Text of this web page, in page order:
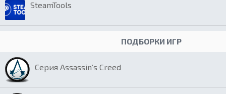
SteamTools
ПОДБОРКИ ИГР
Серия Assassin’s Creed